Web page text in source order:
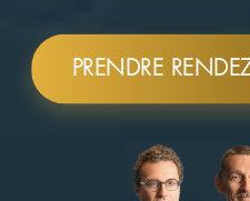
PRENDRE